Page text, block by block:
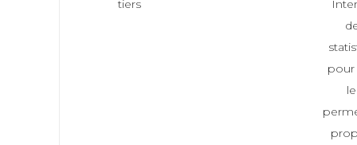
tiers
pour